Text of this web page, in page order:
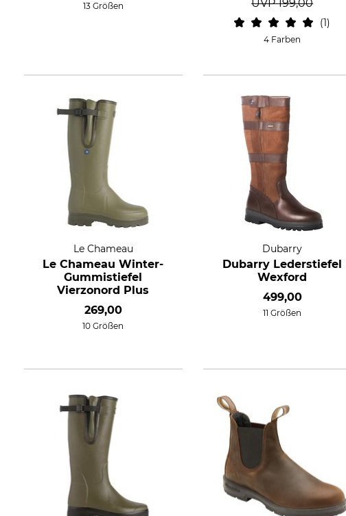
13 Größen
UVP 199,00
1
4 Farben
Le Chameau
Le Chameau Winter-
Gummistiefel
Vierzonord Plus
269,00
10 Größen
Dubarry
Dubarry Lederstiefel
Wexford
499,00
11 Größen